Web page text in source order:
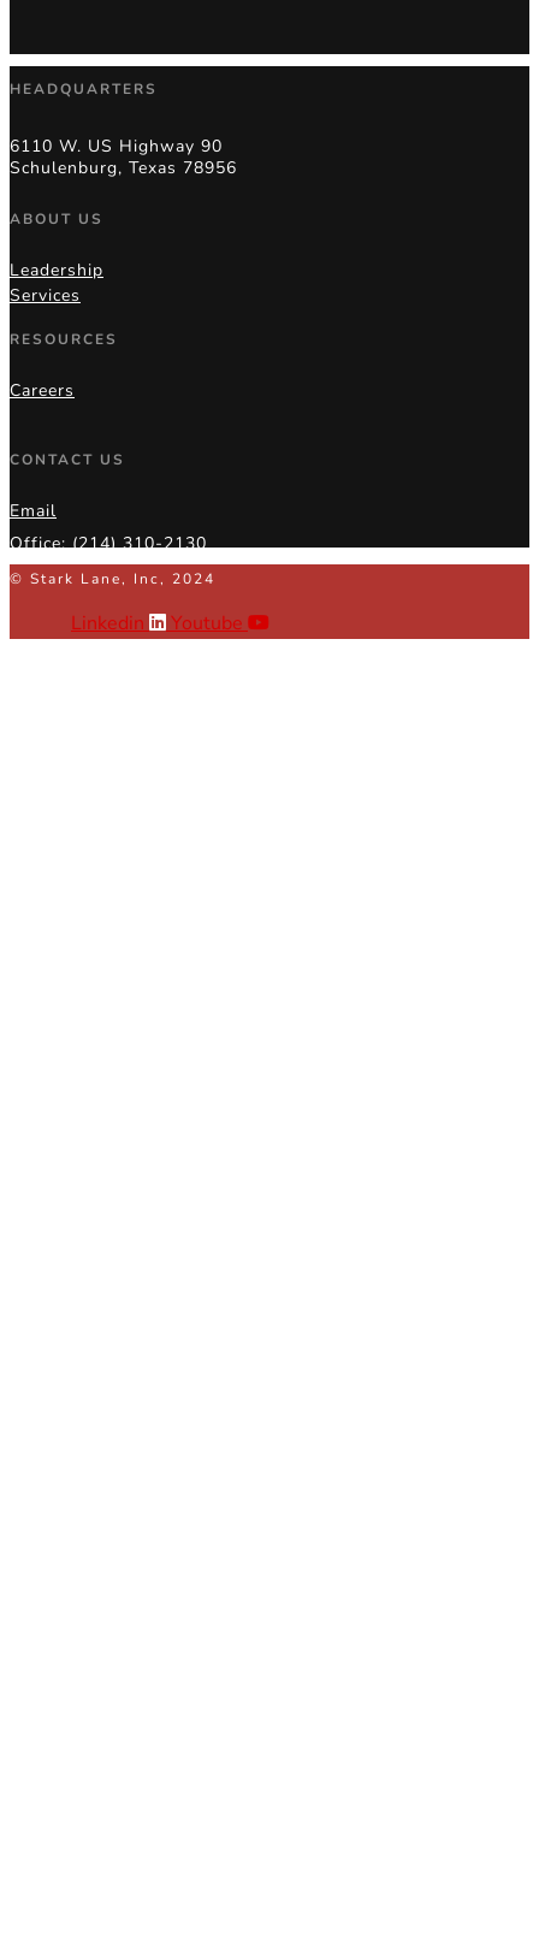
HEADQUARTERS
6110 W. US Highway 90
Schulenburg, Texas 78956
ABOUT US
Leadership
Services
RESOURCES
Careers
CONTACT US
Email
Office: (214) 310-2130
© Stark Lane, Inc, 2024
Linkedin Youtube